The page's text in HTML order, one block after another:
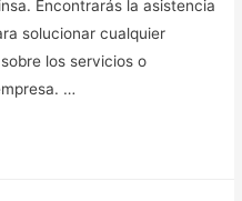
Encontrarás la asistencia
solucionar cualquier
los servicios o
…